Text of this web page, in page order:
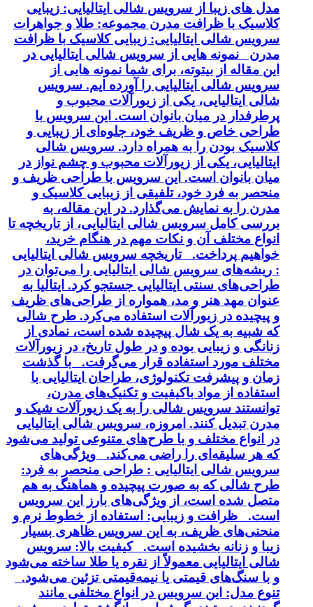
مدل های زیبا از سرویس شالی ایتالیایی: زیبایی
کلاسیک با ظرافت مدرن مجموعه: طلا و جواهرات
سرویس شالی ایتالیایی: زیبایی کلاسیک با ظرافت
مدرن نمونه هایی از سرویس شالی ایتالیایی در
این مقاله از بیتوته، برای شما نمونه هایی از
سرویس شالی ایتالیایی را آورده ایم. سرویس
شالی ایتالیایی، یکی از زیورآلات محبوب و
پرطرفدار در میان بانوان است. این سرویس با
طراحی خاص و ظریف خود، جلوه‌ای از زیبایی و
کلاسیک بودن را به همراه دارد. سرویس شالی
ایتالیایی، یکی از زیورآلات محبوب و چشم نواز در
میان بانوان است. این سرویس با طراحی ظریف و
منحصر به فرد خود، تلفیقی از زیبایی کلاسیک و
مدرن را به نمایش می‌گذارد. در این مقاله، به
بررسی کامل سرویس شالی ایتالیایی، از تاریخچه تا
انواع مختلف آن و نکات مهم در هنگام خرید،
خواهیم پرداخت. تاریخچه سرویس شالی ایتالیایی
: ریشه‌های سرویس شالی ایتالیایی را می‌توان در
طراحی‌های سنتی ایتالیایی جستجو کرد. ایتالیا به
عنوان مهد هنر و مد، همواره از طراحی‌های ظریف
و پیچیده در زیورآلات استفاده می‌کرد. طرح شالی
که شبیه به یک شال پیچیده شده است، نمادی از
زنانگی و زیبایی بوده و در طول تاریخ، در زیورآلات
مختلف مورد استفاده قرار می‌گرفت. با گذشت
زمان و پیشرفت تکنولوژی، طراحان ایتالیایی با
استفاده از مواد باکیفیت و تکنیک‌های مدرن،
توانستند سرویس شالی را به یک زیورآلات شیک و
مدرن تبدیل کنند. امروزه، سرویس شالی ایتالیایی
در انواع مختلف و با طرح‌های متنوعی تولید می‌شود
که هر سلیقه‌ای را راضی می‌کند. ویژگی‌های
سرویس شالی ایتالیایی : طراحی منحصر به فرد:
طرح شالی که به صورت پیچیده و هماهنگ به هم
متصل شده است، از ویژگی‌های بارز این سرویس
است. ظرافت و زیبایی: استفاده از خطوط نرم و
منحنی‌های ظریف، به این سرویس ظاهری بسیار
زیبا و زنانه بخشیده است. کیفیت بالا: سرویس
شالی ایتالیایی معمولاً از نقره یا طلا ساخته می‌شود
و با سنگ‌های قیمتی یا نیمه‌قیمتی تزئین می‌شود.
تنوع مدل: این سرویس در انواع مختلفی مانند